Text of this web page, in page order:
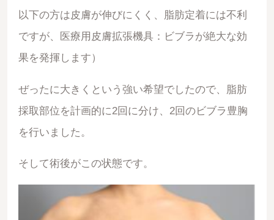
以下の方は皮膚が伸びにくく、脂肪定着には不利
ですが、医療用皮膚拡張機具：ビブラが絶大な効
果を発揮します）
ぜったに大きくという強い希望でしたので、脂肪
採取部位を計画的に2回に分け、2回のビブラ豊胸
を行いました。
そして術後がこの状態です。